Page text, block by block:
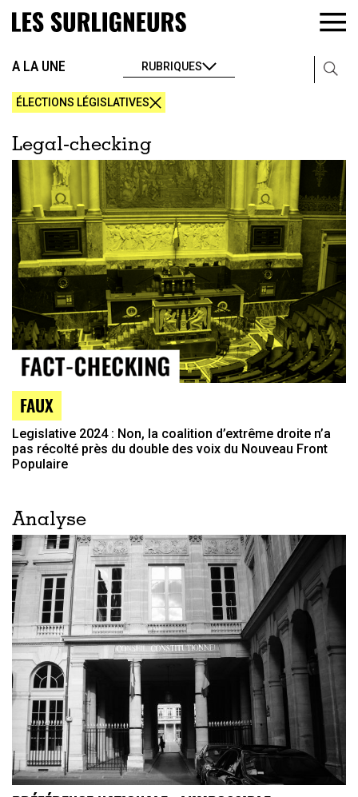
A LA UNE RUBRIQUES
ÉLECTIONS LÉGISLATIVES
Legal-checking
FAUX
Legislative 2024 : Non, la coalition d’extrême droite n’a
pas récolté près du double des voix du Nouveau Front
Populaire
Analyse